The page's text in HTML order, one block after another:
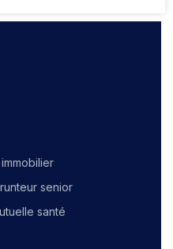
senior
santé